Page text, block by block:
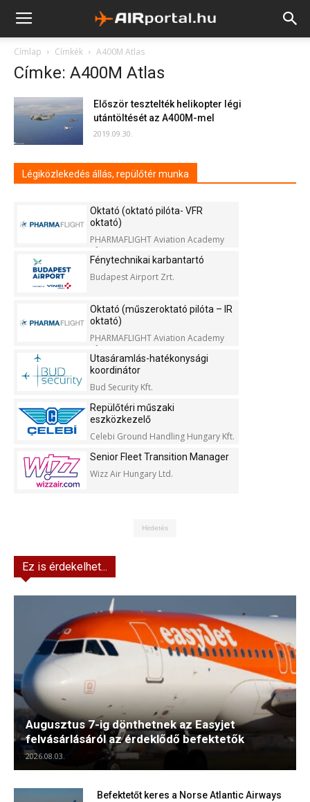
Címlap Címkék A400M Atlas
Címke: A400M Atlas
Először tesztelték helikopter légi
utántöltését az A400M-mel
2019.09.30.
Légiközlekedés állás, repülőtér munka
Oktató (oktató pilóta- VFR
oktató)
PHARMAFLIGHT Aviation Academy
Kft.
Fénytechnikai karbantartó
Budapest Airport Zrt.
Oktató (műszeroktató pilóta – IR
oktató)
PHARMAFLIGHT Aviation Academy
Kft.
Utasáramlás-hatékonysági
koordinátor
Bud Security Kft.
Repülőtéri műszaki
eszközkezelő
Celebi Ground Handling Hungary Kft.
Senior Fleet Transition Manager
Wizz Air Hungary Ltd.
Hirdetés
Ez is érdekelhet...
Augusztus 7-ig dönthetnek az Easyjet
felvásárlásáról az érdeklődő befektetők
2026.08.03.
Befektetőt keres a Norse Atlantic Airways